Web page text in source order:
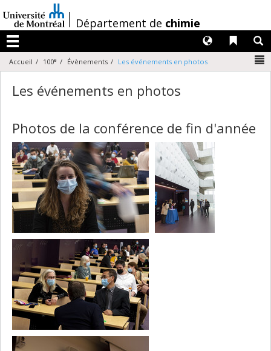
au
contenu
/Département de chimie
Menu
Liens
Langues
Accueil 100e Évènements Les événements en photos
Les événements en photos
Photos de la conférence de fin d'année